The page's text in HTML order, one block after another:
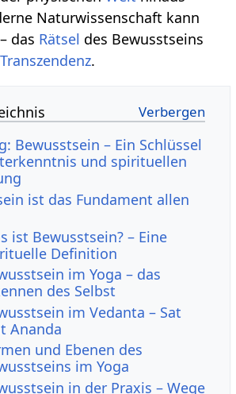
Naturwissenschaft kann
das Rätsel des Bewusstseins
Transzendenz.
Bewusstsein – Ein Schlüssel
und spirituellen
ist das Fundament allen
ist Bewusstsein? – Eine
Definition
im Yoga – das
des Selbst
im Vedanta – Sat
Ananda
und Ebenen des
im Yoga
in der Praxis – Wege